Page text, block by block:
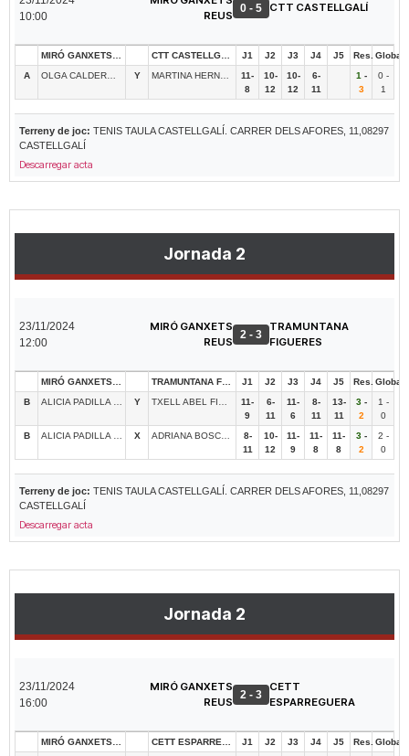
10:00
REUS
0 - 5 CTT CASTELLGALÍ
MIRÓ GANXETS REUS CTT CASTELLGALÍ J1 J2 J3 J4 J5 Res. Global
A
OLGA CALDERÓ SOLÉ Y MARTINA HERNÀNDEZ SANS
11-
8
10-
12
10-
12
6-
11
1-
3
0 -
1
Terreny de joc: TENIS TAULA CASTELLGALÍ. CARRER DELS AFORES, 11,08297
CASTELLGALÍ
Descarregar acta
Jornada 2
23/11/2024
12:00
MIRÓ GANXETS
REUS
2 - 3
TRAMUNTANA
FIGUERES
MIRÓ GANXETS REUS TRAMUNTANA FIGUERES J1 J2 J3 J4 J5 Res. Global
B
ALICIA PADILLA SANCHEZ Y TXELL ABEL FIGUERAS
11-
9
6-
11
11-
6
8-
11
13-
11
3-
2
1 -
0
B
ALICIA PADILLA SANCHEZ X ADRIANA BOSCH RUANO
8-
11
10-
12
11-
9
11-
8
11-
8
3-
2
2 -
0
Terreny de joc: TENIS TAULA CASTELLGALÍ. CARRER DELS AFORES, 11,08297
CASTELLGALÍ
Descarregar acta
Jornada 2
23/11/2024
16:00
MIRÓ GANXETS
REUS
2 - 3
CETT
ESPARREGUERA
MIRÓ GANXETS REUS CETT ESPARREGUERA J1 J2 J3 J4 J5 Res. Global